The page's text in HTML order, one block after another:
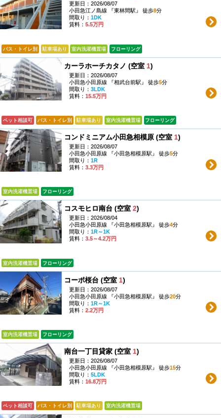
更新日：2026/08/07
小田急江ノ島線 『東林間駅』 徒歩8分
間取り： 1DK
賃料： 5.5万円
バス・トイレ別 駐車場あり 室内洗濯機置場 フローリング
カーラホーチカタノ (空室 1)
更新日：2026/08/07
小田急小田原線 『相武台前駅』 徒歩5分
間取り： 3LDK
賃料： 15.5万円
ペット相談可 バス・トイレ別 駐車場あり 室内洗濯機置場 フローリング
コンドミニアム小田急相模原 (空室 1)
更新日：2026/08/07
小田急小田原線 『小田急相模原駅』 徒歩5分
間取り： 1R
賃料： 3.3万円
室内洗濯機置場 フローリング
コスモヒロ南台 (空室 2)
更新日：2026/08/04
小田急小田原線 『小田急相模原駅』 徒歩4分
間取り： 1R～1K
賃料： 3.5～4.2万円
室内洗濯機置場 フローリング
コーポ桜台 (空室 1)
更新日：2026/08/07
小田急小田原線 『小田急相模原駅』 徒歩20分
間取り： 1R～1K
賃料： 2.2万円
室内洗濯機置場 フローリング
南台一丁目貸家 (空室 1)
更新日：2026/08/07
小田急小田原線 『小田急相模原駅』 徒歩15分
間取り： 5LDK
賃料： 16.8万円
ペット相談可 バス・トイレ別 駐車場あり 室内洗濯機置場